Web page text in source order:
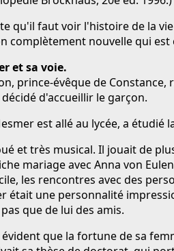
qu'il faut voir l'histoire de la
complètement nouvelle qui
et sa voie.
prince-évêque de
décidé d'accueillir le garçon.
est allé au lycée, a
et très musical. Il jouait de
mariage avec Anna von
les rencontres avec des
était une personnalité
que de lui des amis.
que la fortune de sa